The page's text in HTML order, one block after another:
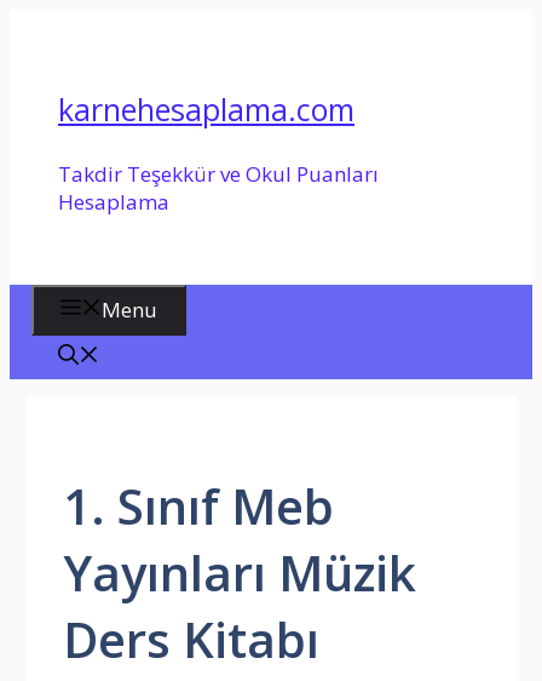
karnehesaplama.com
Takdir Teşekkür ve Okul Puanları
Hesaplama
Menu
1. Sınıf Meb
Yayınları Müzik
Ders Kitabı